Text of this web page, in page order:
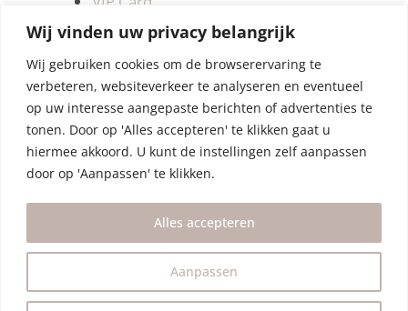
Wij vinden uw privacy belangrijk
Wij gebruiken cookies om de browserervaring te
verbeteren, websiteverkeer te analyseren en eventueel
op uw interesse aangepaste berichten of advertenties te
tonen. Door op 'Alles accepteren' te klikken gaat u
hiermee akkoord. U kunt de instellingen zelf aanpassen
door op 'Aanpassen' te klikken.
Aanpassen
Alles accepteren
Retourneren
Betalen & verzendkosten
Privacy Policy
Algemene Voorwaarden